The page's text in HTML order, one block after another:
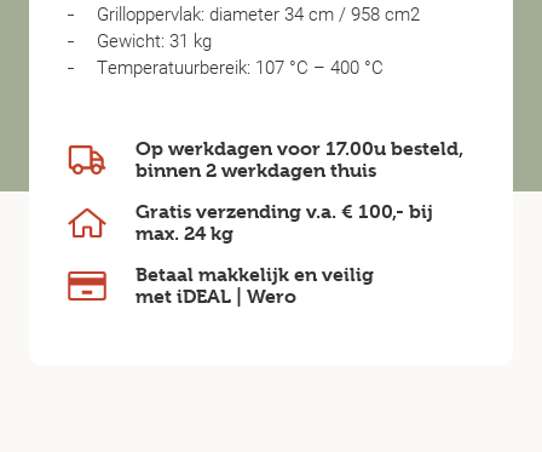
Grilloppervlak: diameter 34 cm / 958 cm2
Gewicht: 31 kg
Temperatuurbereik: 107 °C – 400 °C
Op werkdagen voor 17.00u besteld,
binnen 2 werkdagen thuis
Gratis verzending v.a. € 100,- bij
max. 24 kg
Betaal makkelijk en veilig
met iDEAL | Wero